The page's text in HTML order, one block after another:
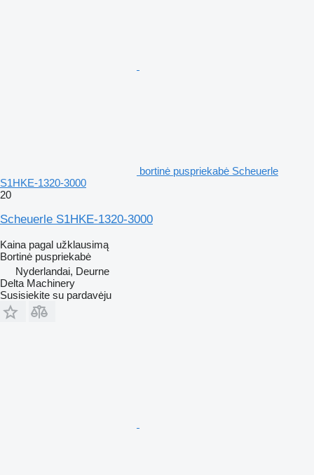
bortinė puspriekabė Scheuerle
S1HKE-1320-3000
20
Scheuerle S1HKE-1320-3000
Kaina pagal užklausimą
Bortinė puspriekabė
Nyderlandai, Deurne
Delta Machinery
Susisiekite su pardavėju